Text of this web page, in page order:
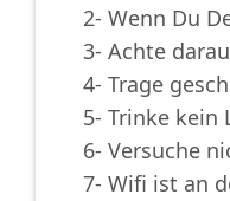
2- Wenn Du
3- Achte
4- Trage
5- Trinke kein
6- Versuche
7- Wifi ist an